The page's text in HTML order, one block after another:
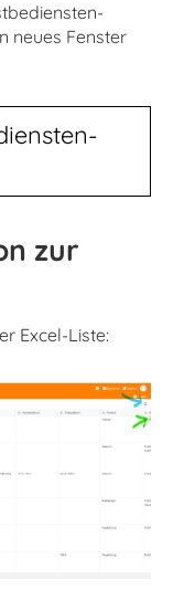
neues Fenster
zur
Excel-Liste: